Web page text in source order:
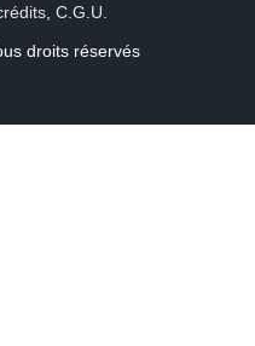
C.G.U.
droits réservés